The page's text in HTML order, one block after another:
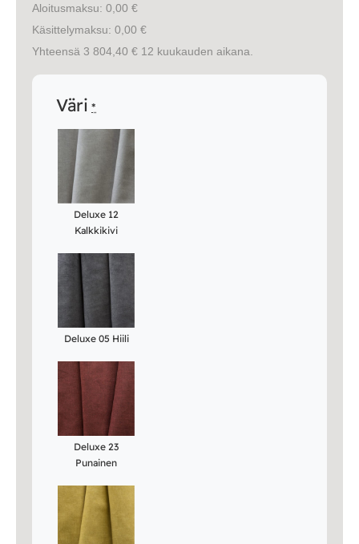
Senioreille
Aloitusmaksu: 0,00 €
Käsittelymaksu: 0,00 €
Yhteensä 3 804,40 € 12 kuukauden aikana.
Väri *
Deluxe 12
Kalkkikivi
Deluxe 05 Hiili
Deluxe 23
Punainen